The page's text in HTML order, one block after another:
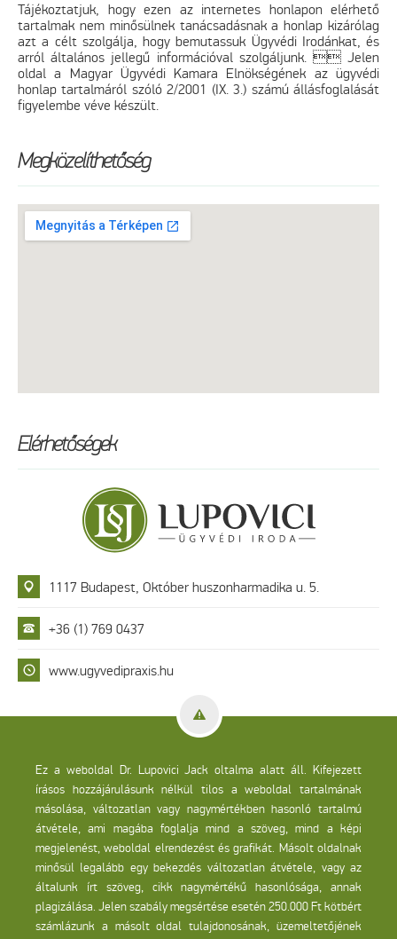
Tájékoztatjuk, hogy ezen az internetes honlapon elérhető
tartalmak nem minősülnek tanácsadásnak a honlap kizárólag
azt a célt szolgálja, hogy bemutassuk Ügyvédi Irodánkat, és
arról általános jellegű információval szolgáljunk.  Jelen
oldal a Magyar Ügyvédi Kamara Elnökségének az ügyvédi
honlap tartalmáról szóló 2/2001 (IX. 3.) számú állásfoglalását
figyelembe véve készült.
Megközelíthetőség
Elérhetőségek
1117 Budapest, Október huszonharmadika u. 5.
+36 (1) 769 0437
www.ugyvedipraxis.hu
Ez a weboldal Dr. Lupovici Jack oltalma alatt áll. Kifejezett
írásos hozzájárulásunk nélkül tilos a weboldal tartalmának
másolása, változatlan vagy nagymértékben hasonló tartalmú
átvétele, ami magába foglalja mind a szöveg, mind a képi
megjelenést, weboldal elrendezést és grafikát. Másolt oldalnak
minősül legalább egy bekezdés változatlan átvétele, vagy az
általunk írt szöveg, cikk nagymértékű hasonlósága, annak
plagizálása. Jelen szabály megsértése esetén 250.000 Ft kötbért
számlázunk a másolt oldal tulajdonosának, üzemeltetőjének